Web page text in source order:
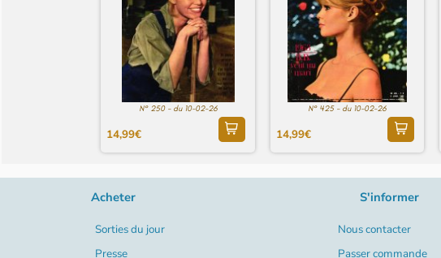
N° 250 - du 10-02-26
14,99€
N° 425 - du 10-02-26
14,99€
Acheter
Sorties du jour
Presse
S'informer
Nous contacter
Passer commande